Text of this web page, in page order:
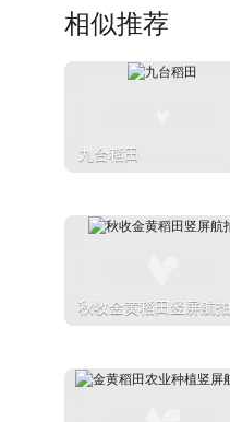
相似推荐
九台稻田
秋收金黄稻田竖屏航拍